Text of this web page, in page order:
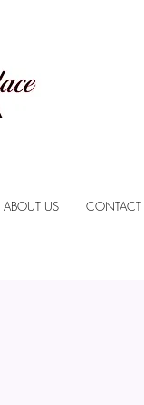
ABOUT US CONTACT